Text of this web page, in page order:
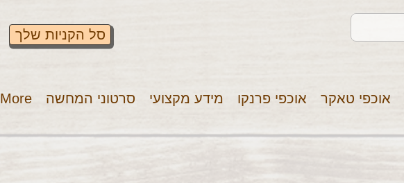
סל הקניות שלך
אוכפי טאקר אוכפי פרנקו מידע מקצועי סרטוני המחשה More